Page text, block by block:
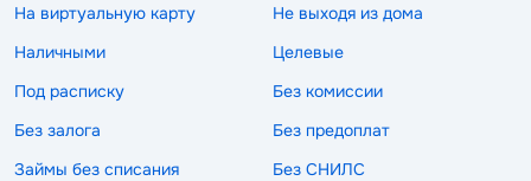
На виртуальную карту
Не выходя из дома
Наличными
Целевые
Под расписку
Без комиссии
Без залога
Без предоплат
Займы без списания
Без СНИЛС